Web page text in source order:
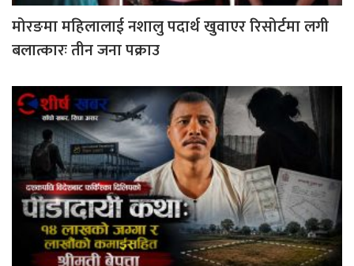
मोरङमा महिलालाई नशालु पदार्थ खुवाएर रिसोर्टमा लगी
बलात्कारः तीन जना पक्राउ